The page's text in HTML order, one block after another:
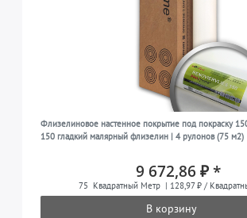
Флизелиновое настенное покрытие под покраску
150 гладкий малярный флизелин | 4 рулонов (75 м2)
9 672,86 ₽ *
75 Квадратный Метр | 128,97 ₽ /
В корзину